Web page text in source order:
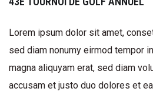
Lorem ipsum dolor sit amet,
sed diam nonumy eirmod tempor
magna aliquyam erat, sed diam
accusam et justo duo dolores et